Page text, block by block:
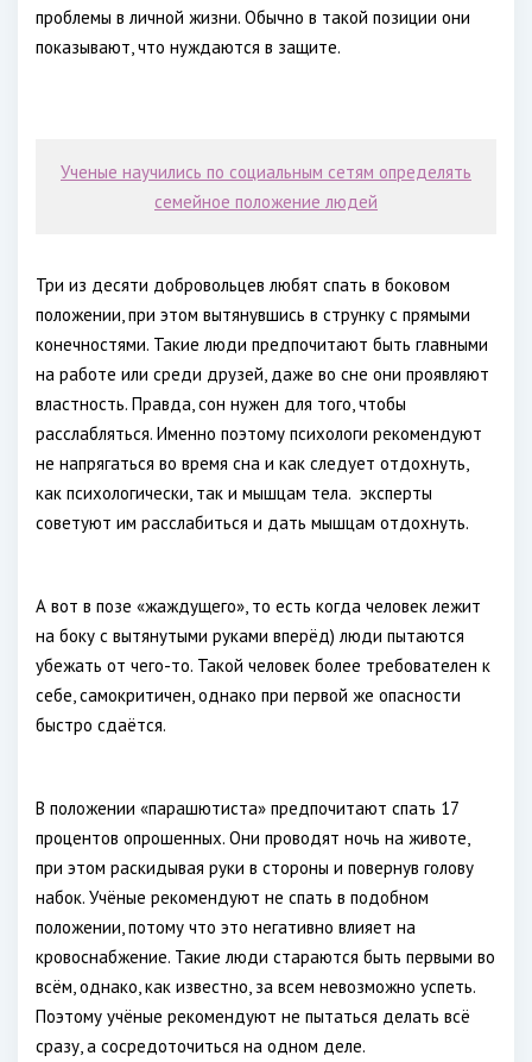
проблемы в личной жизни. Обычно в такой позиции они
показывают, что нуждаются в защите.
Ученые научились по социальным сетям определять
семейное положение людей
Три из десяти добровольцев любят спать в боковом
положении, при этом вытянувшись в струнку с прямыми
конечностями. Такие люди предпочитают быть главными
на работе или среди друзей, даже во сне они проявляют
властность. Правда, сон нужен для того, чтобы
расслабляться. Именно поэтому психологи рекомендуют
не напрягаться во время сна и как следует отдохнуть,
как психологически, так и мышцам тела. эксперты
советуют им расслабиться и дать мышцам отдохнуть.
А вот в позе «жаждущего», то есть когда человек лежит
на боку с вытянутыми руками вперёд) люди пытаются
убежать от чего-то. Такой человек более требователен к
себе, самокритичен, однако при первой же опасности
быстро сдаётся.
В положении «парашютиста» предпочитают спать 17
процентов опрошенных. Они проводят ночь на животе,
при этом раскидывая руки в стороны и повернув голову
набок. Учёные рекомендуют не спать в подобном
положении, потому что это негативно влияет на
кровоснабжение. Такие люди стараются быть первыми во
всём, однако, как известно, за всем невозможно успеть.
Поэтому учёные рекомендуют не пытаться делать всё
сразу, а сосредоточиться на одном деле.